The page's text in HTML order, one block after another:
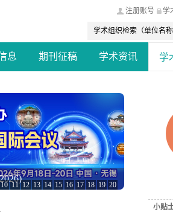
注册账号 学
息 期刊征稿 学术资讯 学
10 11 12 13 14 15 16 17 18 19 20
小贴